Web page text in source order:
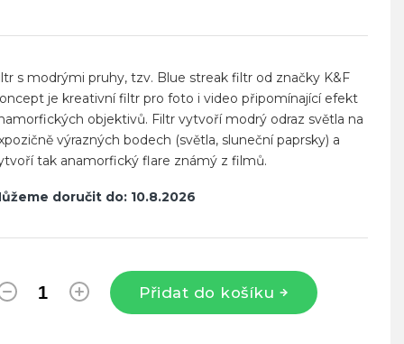
doručit do: 10.8.2026
Přidat do košíku
s modrými pruhy, tzv. Blue streak filtr od značky K&F
je kreativní filtr pro foto i video připomínající efekt
objektivů. Filtr vytvoří modrý odraz světla na
výrazných bodech (světla, sluneční paprsky) a
tak anamorfický flare známý z filmů.